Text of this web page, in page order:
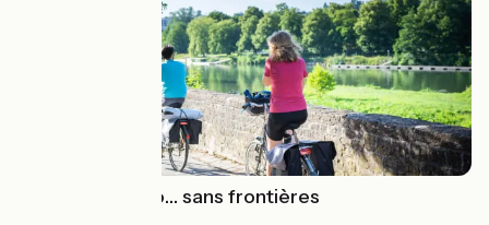
La Meuse à vélo… sans frontières